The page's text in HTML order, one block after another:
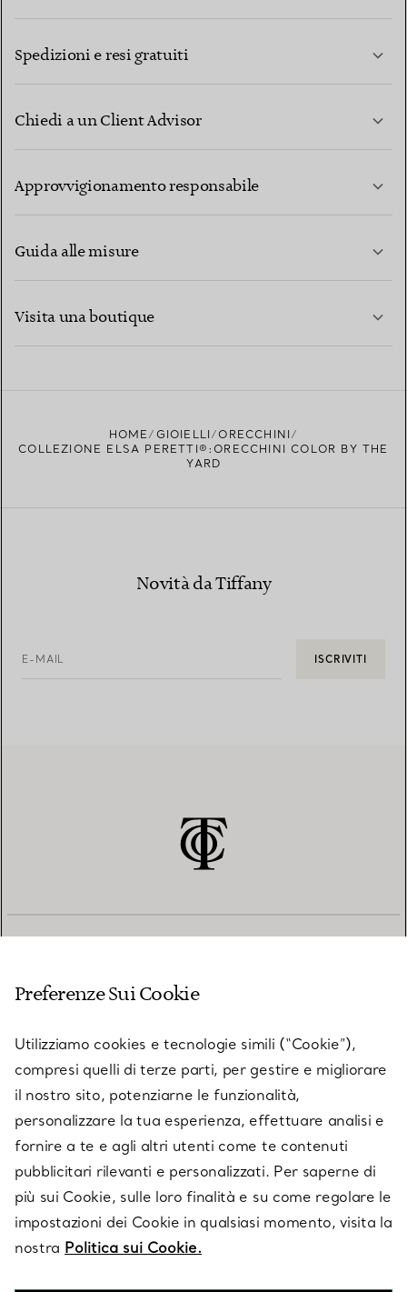
Spedizioni e resi gratuiti
Chiedi a un Client Advisor
Approvvigionamento responsabile
Guida alle misure
Visita una boutique
HOME GIOIELLI
ORECCHINI
COLLEZIONE ELSA PERETTI®:ORECCHINI COLOR BY THE
YARD
Novità da Tiffany
E-MAIL ISCRIVITI
SU TIFFANY & CO.
LEGALE
SEGUICI
Preferenze Sui Cookie
Utilizziamo cookies e tecnologie simili (“Cookie”),
compresi quelli di terze parti, per gestire e migliorare
il nostro sito, potenziarne le funzionalità,
personalizzare la tua esperienza, effettuare analisi e
fornire a te e agli altri utenti come te contenuti
pubblicitari rilevanti e personalizzati. Per saperne di
più sui Cookie, sulle loro finalità e su come regolare le
impostazioni dei Cookie in qualsiasi momento, visita la
nostra Politica sui Cookie.